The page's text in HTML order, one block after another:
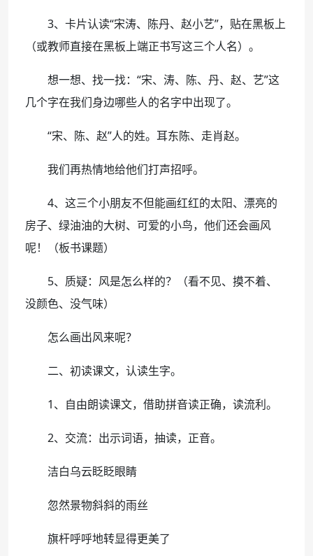
3、卡片认读“宋涛、陈丹、赵小艺”，贴在黑板上
（或教师直接在黑板上端正书写这三个人名）。
想一想、找一找：“宋、涛、陈、丹、赵、艺”这
几个字在我们身边哪些人的名字中出现了。
“宋、陈、赵”人的姓。耳东陈、走肖赵。
我们再热情地给他们打声招呼。
4、这三个小朋友不但能画红红的太阳、漂亮的
房子、绿油油的大树、可爱的小鸟，他们还会画风
呢！（板书课题）
5、质疑：风是怎么样的？（看不见、摸不着、
没颜色、没气味）
怎么画出风来呢？
二、初读课文，认读生字。
1、自由朗读课文，借助拼音读正确，读流利。
2、交流：出示词语，抽读，正音。
洁白乌云眨眨眼睛
忽然景物斜斜的雨丝
旗杆呼呼地转显得更美了